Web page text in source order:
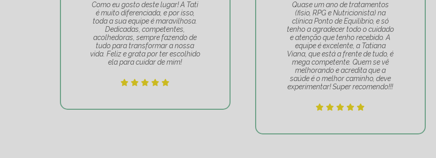
Como eu gosto deste lugar! A Tati
é muito diferenciada, e por isso,
toda a sua equipe é maravilhosa.
Dedicadas, competentes,
acolhedoras, sempre fazendo de
tudo para transformar a nossa
vida. Feliz e grata por ter escolhido
ela para cuidar de mim!
Quase um ano de tratamentos
(fisio, RPG e Nutricionista) na
clínica Ponto de Equilíbrio, e só
tenho a agradecer todo o cuidado
e atenção que tenho recebido. A
equipe é excelente, a Tatiana
Viana, que está a frente de tudo, é
mega competente. Quem se vê
melhorando e acredita que a
saúde é o melhor caminho, deve
experimentar! Super recomendo!!!